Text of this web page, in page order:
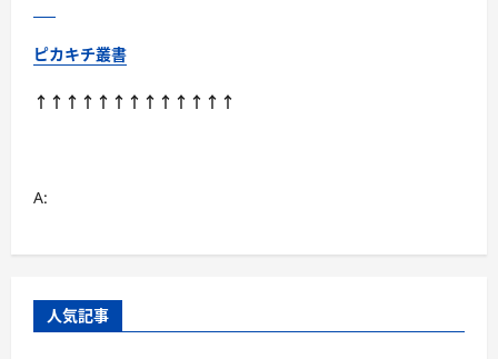
ピカキチ叢書
↑↑↑↑↑↑↑↑↑↑↑↑↑
A:
人気記事